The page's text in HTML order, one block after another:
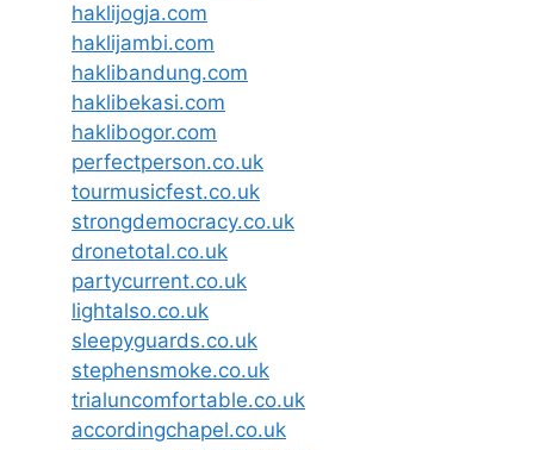
haklijogja.com
haklijambi.com
haklibandung.com
haklibekasi.com
haklibogor.com
perfectperson.co.uk
tourmusicfest.co.uk
strongdemocracy.co.uk
dronetotal.co.uk
partycurrent.co.uk
lightalso.co.uk
sleepyguards.co.uk
stephensmoke.co.uk
trialuncomfortable.co.uk
accordingchapel.co.uk